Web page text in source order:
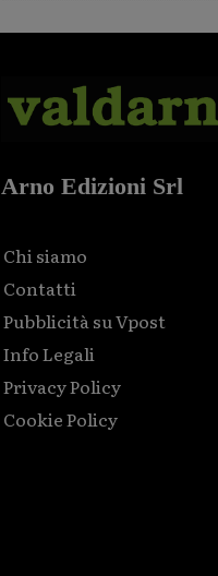
Arno Edizioni Srl
Chi siamo
Contatti
Pubblicità su Vpost
Info Legali
Privacy Policy
Cookie Policy